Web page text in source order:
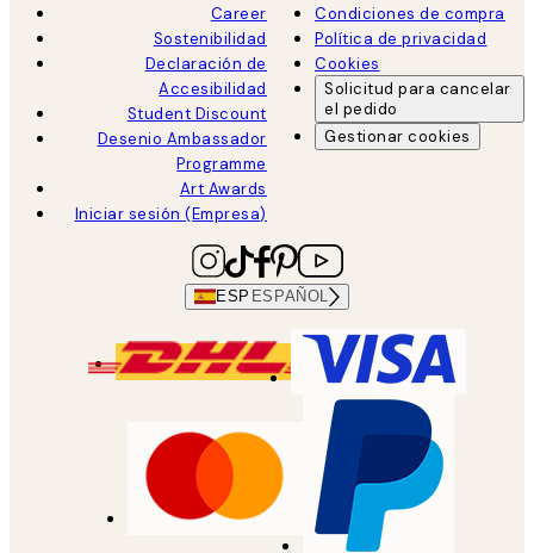
Career
Sostenibilidad
Declaración de
Accesibilidad
Student Discount
Desenio Ambassador
Programme
Art Awards
Iniciar sesión (Empresa)
Condiciones de compra
Política de privacidad
Cookies
Solicitud para cancelar
el pedido
Gestionar cookies
ESP ESPAÑOL